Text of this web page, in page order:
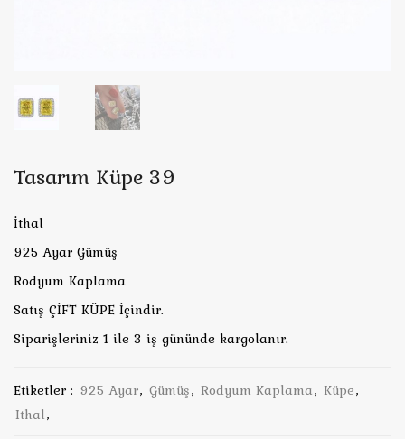
Tasarım Küpe 39
İthal
925 Ayar Gümüş
Rodyum Kaplama
Satış ÇİFT KÜPE İçindir.
Siparişleriniz 1 ile 3 iş gününde kargolanır.
Etiketler : 925 Ayar, Gümüş, Rodyum Kaplama, Küpe,
Ithal,